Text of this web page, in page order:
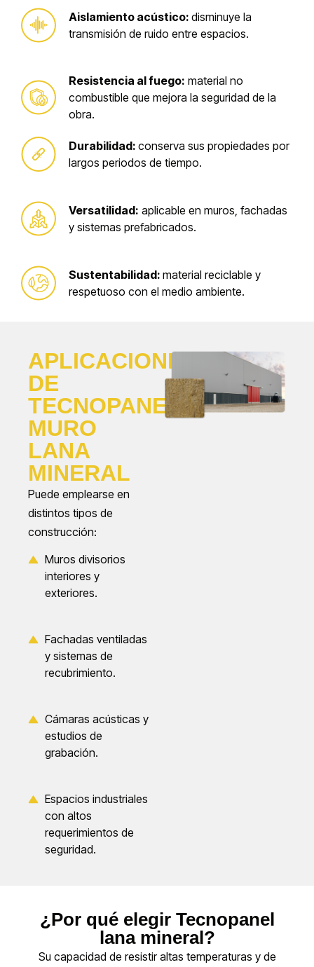
Aislamiento acústico: disminuye la
transmisión de ruido entre espacios.
Resistencia al fuego: material no
combustible que mejora la seguridad de la
obra.
Durabilidad: conserva sus propiedades por
largos periodos de tiempo.
Versatilidad: aplicable en muros, fachadas
y sistemas prefabricados.
Sustentabilidad: material reciclable y
respetuoso con el medio ambiente.
APLICACIONES
DE
TECNOPANEL
MURO
LANA
MINERAL
Puede emplearse en
distintos tipos de
construcción:
Muros divisorios
interiores y
exteriores.
Fachadas ventiladas
y sistemas de
recubrimiento.
Cámaras acústicas y
estudios de
grabación.
Espacios industriales
con altos
requerimientos de
seguridad.
¿Por qué elegir Tecnopanel
lana mineral?
Su capacidad de resistir altas temperaturas y de